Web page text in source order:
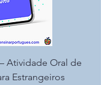
Atividade Oral de
Estrangeiros